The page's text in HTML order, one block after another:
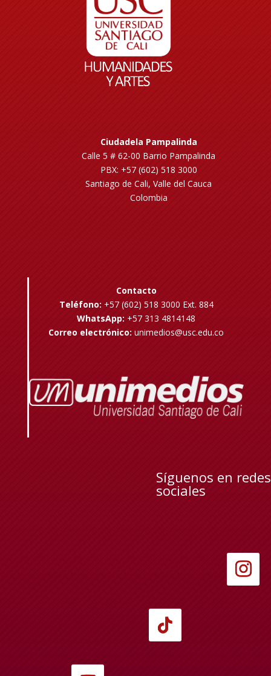
Ciudadela Pampalinda
Calle 5 # 62-00 Barrio Pampalinda
PBX: +57 (602) 518 3000
Santiago de Cali, Valle del Cauca
Colombia
Contacto
Teléfono: +57 (602) 518 3000 Ext. 884
WhatsApp: +57 313 4814148
Correo electrónico: unimedios@usc.edu.co
Síguenos en redes
sociales